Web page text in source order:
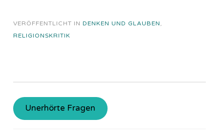
VERÖFFENTLICHT IN DENKEN UND GLAUBEN,
RELIGIONSKRITIK
Unerhörte Fragen